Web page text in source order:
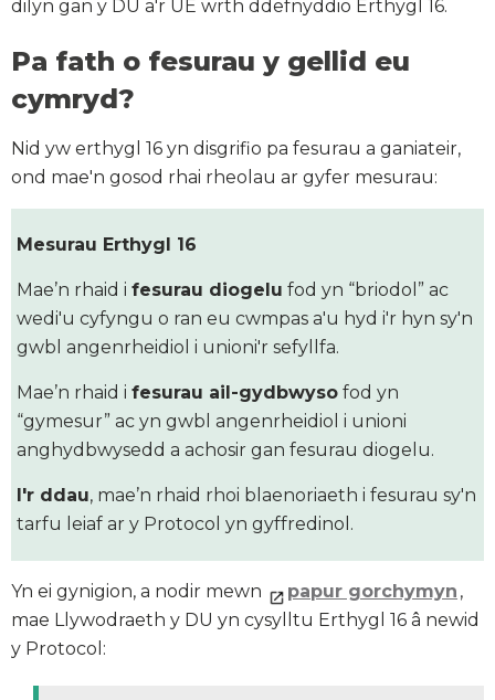
dilyn gan y DU a'r UE wrth ddefnyddio Erthygl 16.
Pa fath o fesurau y gellid eu
cymryd?
Nid yw erthygl 16 yn disgrifio pa fesurau a ganiateir,
ond mae'n gosod rhai rheolau ar gyfer mesurau:
Mesurau Erthygl 16
Mae’n rhaid i fesurau diogelu fod yn “briodol” ac
wedi'u cyfyngu o ran eu cwmpas a'u hyd i'r hyn sy'n
gwbl angenrheidiol i unioni'r sefyllfa.
Mae’n rhaid i fesurau ail-gydbwyso fod yn
“gymesur” ac yn gwbl angenrheidiol i unioni
anghydbwysedd a achosir gan fesurau diogelu.
I'r ddau, mae’n rhaid rhoi blaenoriaeth i fesurau sy'n
tarfu leiaf ar y Protocol yn gyffredinol.
Yn ei gynigion, a nodir mewn papur gorchymyn ,
mae Llywodraeth y DU yn cysylltu Erthygl 16 â newid
y Protocol: